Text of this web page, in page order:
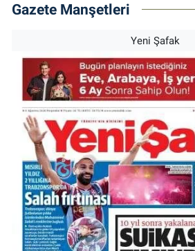
Gazete Manşetleri
Yeni Şafak